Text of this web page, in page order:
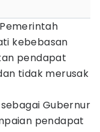
kebebasan
pendapat
tidak merusak
Gubernur
pendapat